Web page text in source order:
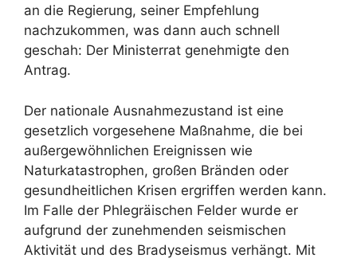
an die Regierung, seiner Empfehlung
nachzukommen, was dann auch schnell
geschah: Der Ministerrat genehmigte den
Antrag.
Der nationale Ausnahmezustand ist eine
gesetzlich vorgesehene Maßnahme, die bei
außergewöhnlichen Ereignissen wie
Naturkatastrophen, großen Bränden oder
gesundheitlichen Krisen ergriffen werden kann.
Im Falle der Phlegräischen Felder wurde er
aufgrund der zunehmenden seismischen
Aktivität und des Bradyseismus verhängt. Mit